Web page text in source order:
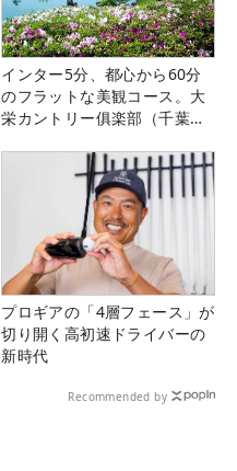
インター5分、都心から60分
のフラットな美観コース。大
栄カントリー俱楽部（千葉
プロギアの「4層フェース」が
切り開く高初速ドライバーの
新時代
Recommended by